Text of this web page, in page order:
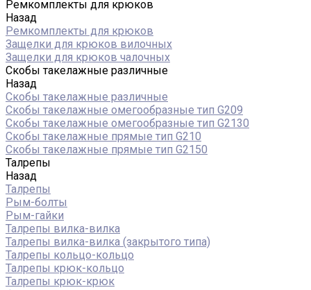
Ремкомплекты для крюков
Назад
Ремкомплекты для крюков
Защелки для крюков вилочных
Защелки для крюков чалочных
Скобы такелажные различные
Назад
Скобы такелажные различные
Скобы такелажные омегообразные тип G209
Скобы такелажные омегообразные тип G2130
Скобы такелажные прямые тип G210
Скобы такелажные прямые тип G2150
Талрепы
Назад
Талрепы
Рым-болты
Рым-гайки
Талрепы вилка-вилка
Талрепы вилка-вилка (закрытого типа)
Талрепы кольцо-кольцо
Талрепы крюк-кольцо
Талрепы крюк-крюк